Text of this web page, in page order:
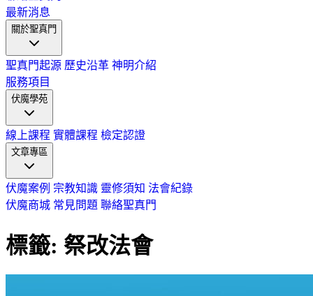
最新消息
關於聖真門
聖真門起源 歷史沿革 神明介紹
服務項目
伏魔學苑
線上課程 實體課程 檢定認證
文章專區
伏魔案例 宗教知識 靈修須知 法會紀錄
伏魔商城 常見問題 聯絡聖真門
標籤: 祭改法會